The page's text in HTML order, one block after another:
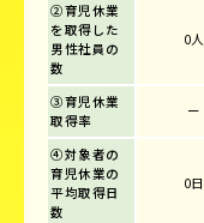
②育児休業
を取得した
男性社員の
数
0人
③育児休業
取得率
ー
④対象者の
育児休業の
平均取得日
数
0日